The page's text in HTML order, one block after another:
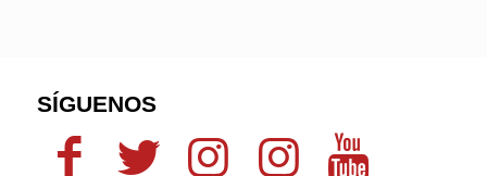
SÍGUENOS